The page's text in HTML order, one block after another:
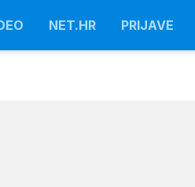
NET.HR PRIJAVE